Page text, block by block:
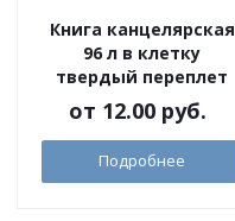
Книга канцелярская
96 л в клетку
твердый переплет
от 12.00 руб.
Подробнее